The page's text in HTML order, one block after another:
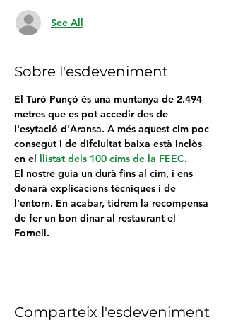
See All
Sobre l'esdeveniment
El Turó Punçó és una muntanya de 2.494
metres que es pot accedir des de
l'esytació d'Aransa. A més aquest cim poc
consegut i de difciultat baixa està inclòs
en el llistat dels 100 cims de la FEEC.
El nostre guia un durà fins al cim, i ens
donarà explicacions tècniques i de
l'entorn. En acabar, tidrem la recompensa
de fer un bon dinar al restaurant el
Fornell.
Comparteix l'esdeveniment